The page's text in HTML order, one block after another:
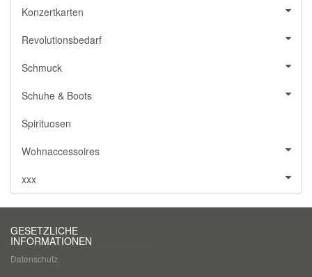
Konzertkarten
Revolutionsbedarf
Schmuck
Schuhe & Boots
Spirituosen
Wohnaccessoires
xxx
GESETZLICHE
INFORMATIONEN
Datenschutz